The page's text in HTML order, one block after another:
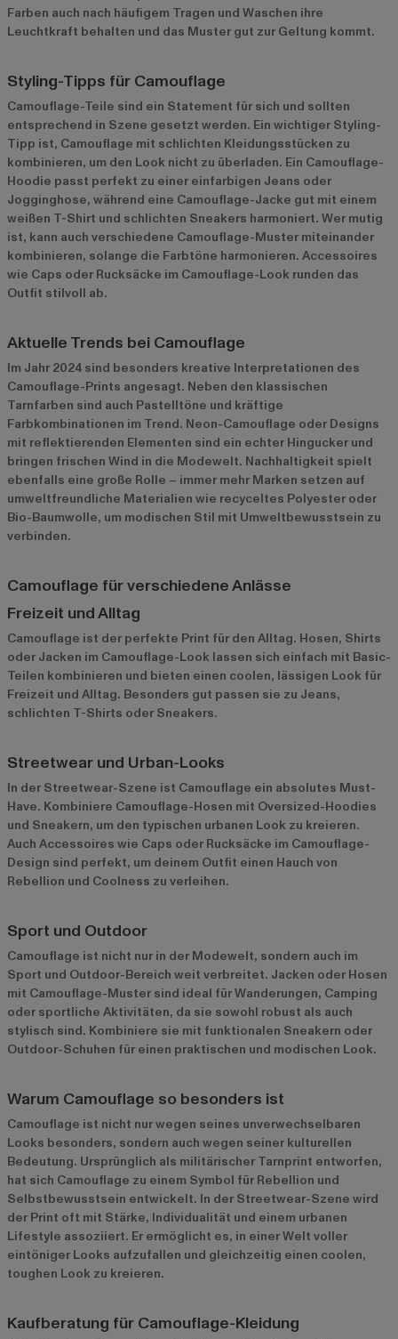
Farben auch nach häufigem Tragen und Waschen ihre
Leuchtkraft behalten und das Muster gut zur Geltung kommt.
Styling-Tipps für Camouflage
Camouflage-Teile sind ein Statement für sich und sollten
entsprechend in Szene gesetzt werden. Ein wichtiger Styling-
Tipp ist, Camouflage mit schlichten Kleidungsstücken zu
kombinieren, um den Look nicht zu überladen. Ein Camouflage-
Hoodie passt perfekt zu einer einfarbigen Jeans oder
Jogginghose, während eine Camouflage-Jacke gut mit einem
weißen T-Shirt und schlichten Sneakers harmoniert. Wer mutig
ist, kann auch verschiedene Camouflage-Muster miteinander
kombinieren, solange die Farbtöne harmonieren. Accessoires
wie Caps oder Rucksäcke im Camouflage-Look runden das
Outfit stilvoll ab.
Aktuelle Trends bei Camouflage
Im Jahr 2024 sind besonders kreative Interpretationen des
Camouflage-Prints angesagt. Neben den klassischen
Tarnfarben sind auch Pastelltöne und kräftige
Farbkombinationen im Trend. Neon-Camouflage oder Designs
mit reflektierenden Elementen sind ein echter Hingucker und
bringen frischen Wind in die Modewelt. Nachhaltigkeit spielt
ebenfalls eine große Rolle – immer mehr Marken setzen auf
umweltfreundliche Materialien wie recyceltes Polyester oder
Bio-Baumwolle, um modischen Stil mit Umweltbewusstsein zu
verbinden.
Camouflage für verschiedene Anlässe
Freizeit und Alltag
Camouflage ist der perfekte Print für den Alltag. Hosen, Shirts
oder Jacken im Camouflage-Look lassen sich einfach mit Basic-
Teilen kombinieren und bieten einen coolen, lässigen Look für
Freizeit und Alltag. Besonders gut passen sie zu Jeans,
schlichten T-Shirts oder Sneakers.
Streetwear und Urban-Looks
In der Streetwear-Szene ist Camouflage ein absolutes Must-
Have. Kombiniere Camouflage-Hosen mit Oversized-Hoodies
und Sneakern, um den typischen urbanen Look zu kreieren.
Auch Accessoires wie Caps oder Rucksäcke im Camouflage-
Design sind perfekt, um deinem Outfit einen Hauch von
Rebellion und Coolness zu verleihen.
Sport und Outdoor
Camouflage ist nicht nur in der Modewelt, sondern auch im
Sport und Outdoor-Bereich weit verbreitet. Jacken oder Hosen
mit Camouflage-Muster sind ideal für Wanderungen, Camping
oder sportliche Aktivitäten, da sie sowohl robust als auch
stylisch sind. Kombiniere sie mit funktionalen Sneakern oder
Outdoor-Schuhen für einen praktischen und modischen Look.
Warum Camouflage so besonders ist
Camouflage ist nicht nur wegen seines unverwechselbaren
Looks besonders, sondern auch wegen seiner kulturellen
Bedeutung. Ursprünglich als militärischer Tarnprint entworfen,
hat sich Camouflage zu einem Symbol für Rebellion und
Selbstbewusstsein entwickelt. In der Streetwear-Szene wird
der Print oft mit Stärke, Individualität und einem urbanen
Lifestyle assoziiert. Er ermöglicht es, in einer Welt voller
eintöniger Looks aufzufallen und gleichzeitig einen coolen,
toughen Look zu kreieren.
Kaufberatung für Camouflage-Kleidung